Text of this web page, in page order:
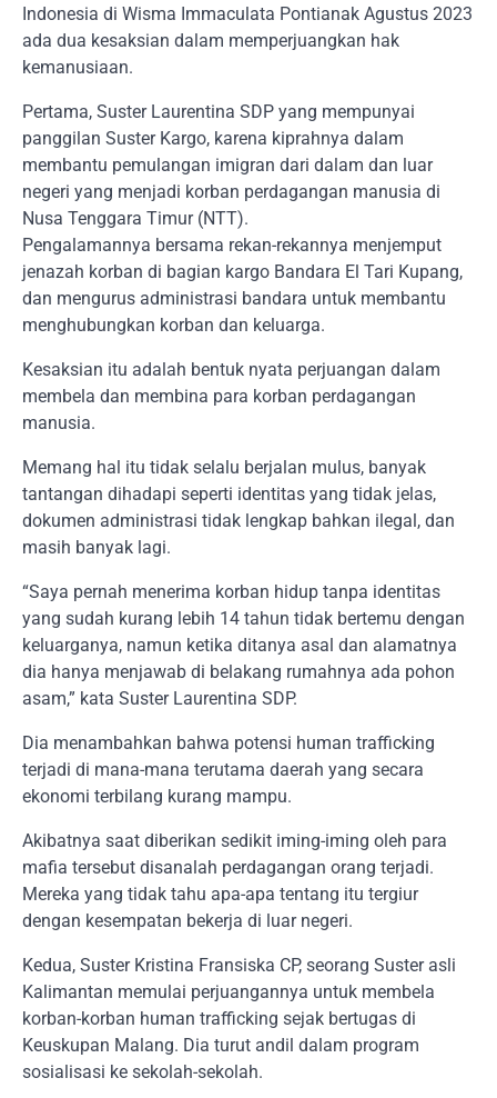
Indonesia di Wisma Immaculata Pontianak Agustus 2023
ada dua kesaksian dalam memperjuangkan hak
kemanusiaan.
Pertama, Suster Laurentina SDP yang mempunyai
panggilan Suster Kargo, karena kiprahnya dalam
membantu pemulangan imigran dari dalam dan luar
negeri yang menjadi korban perdagangan manusia di
Nusa Tenggara Timur (NTT).
Pengalamannya bersama rekan-rekannya menjemput
jenazah korban di bagian kargo Bandara El Tari Kupang,
dan mengurus administrasi bandara untuk membantu
menghubungkan korban dan keluarga.
Kesaksian itu adalah bentuk nyata perjuangan dalam
membela dan membina para korban perdagangan
manusia.
Memang hal itu tidak selalu berjalan mulus, banyak
tantangan dihadapi seperti identitas yang tidak jelas,
dokumen administrasi tidak lengkap bahkan ilegal, dan
masih banyak lagi.
“Saya pernah menerima korban hidup tanpa identitas
yang sudah kurang lebih 14 tahun tidak bertemu dengan
keluarganya, namun ketika ditanya asal dan alamatnya
dia hanya menjawab di belakang rumahnya ada pohon
asam,” kata Suster Laurentina SDP.
Dia menambahkan bahwa potensi human trafficking
terjadi di mana-mana terutama daerah yang secara
ekonomi terbilang kurang mampu.
Akibatnya saat diberikan sedikit iming-iming oleh para
mafia tersebut disanalah perdagangan orang terjadi.
Mereka yang tidak tahu apa-apa tentang itu tergiur
dengan kesempatan bekerja di luar negeri.
Kedua, Suster Kristina Fransiska CP, seorang Suster asli
Kalimantan memulai perjuangannya untuk membela
korban-korban human trafficking sejak bertugas di
Keuskupan Malang. Dia turut andil dalam program
sosialisasi ke sekolah-sekolah.